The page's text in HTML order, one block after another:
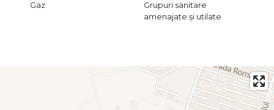
Gaz
Grupuri sanitare
amenajate și utilate